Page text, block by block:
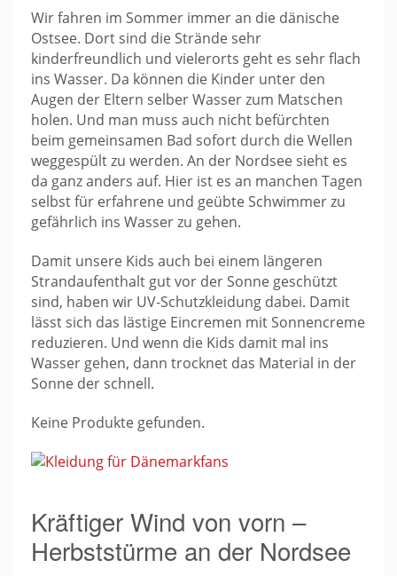
Wir fahren im Sommer immer an die dänische
Ostsee. Dort sind die Strände sehr
kinderfreundlich und vielerorts geht es sehr flach
ins Wasser. Da können die Kinder unter den
Augen der Eltern selber Wasser zum Matschen
holen. Und man muss auch nicht befürchten
beim gemeinsamen Bad sofort durch die Wellen
weggespült zu werden. An der Nordsee sieht es
da ganz anders auf. Hier ist es an manchen Tagen
selbst für erfahrene und geübte Schwimmer zu
gefährlich ins Wasser zu gehen.
Damit unsere Kids auch bei einem längeren
Strandaufenthalt gut vor der Sonne geschützt
sind, haben wir UV-Schutzkleidung dabei. Damit
lässt sich das lästige Eincremen mit Sonnencreme
reduzieren. Und wenn die Kids damit mal ins
Wasser gehen, dann trocknet das Material in der
Sonne der schnell.
Keine Produkte gefunden.
Kräftiger Wind von vorn –
Herbststürme an der Nordsee